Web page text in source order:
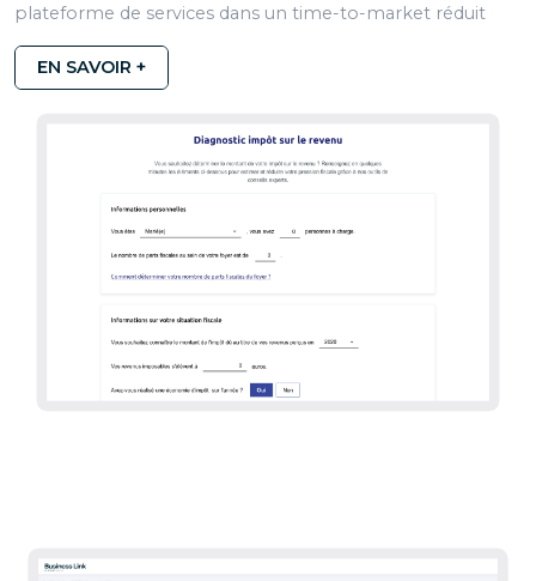
plateforme de services dans un time-to-market réduit
EN SAVOIR +